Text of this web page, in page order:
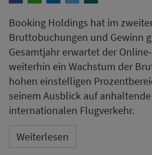
Booking Holdings hat im
Bruttobuchungen und Gewinn
Gesamtjahr erwartet der
weiterhin ein Wachstum der
hohen einstelligen
seinem Ausblick auf
internationalen Flugverkehr.
Weiterlesen